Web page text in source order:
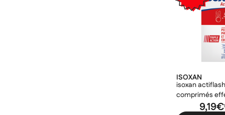
ISOXAN
isoxan
comprimés
9,19€